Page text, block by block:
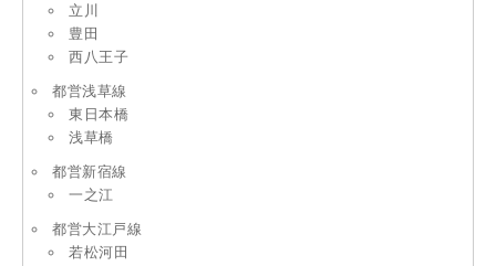
立川
豊田
西八王子
都営浅草線
東日本橋
浅草橋
都営新宿線
一之江
都営大江戸線
若松河田